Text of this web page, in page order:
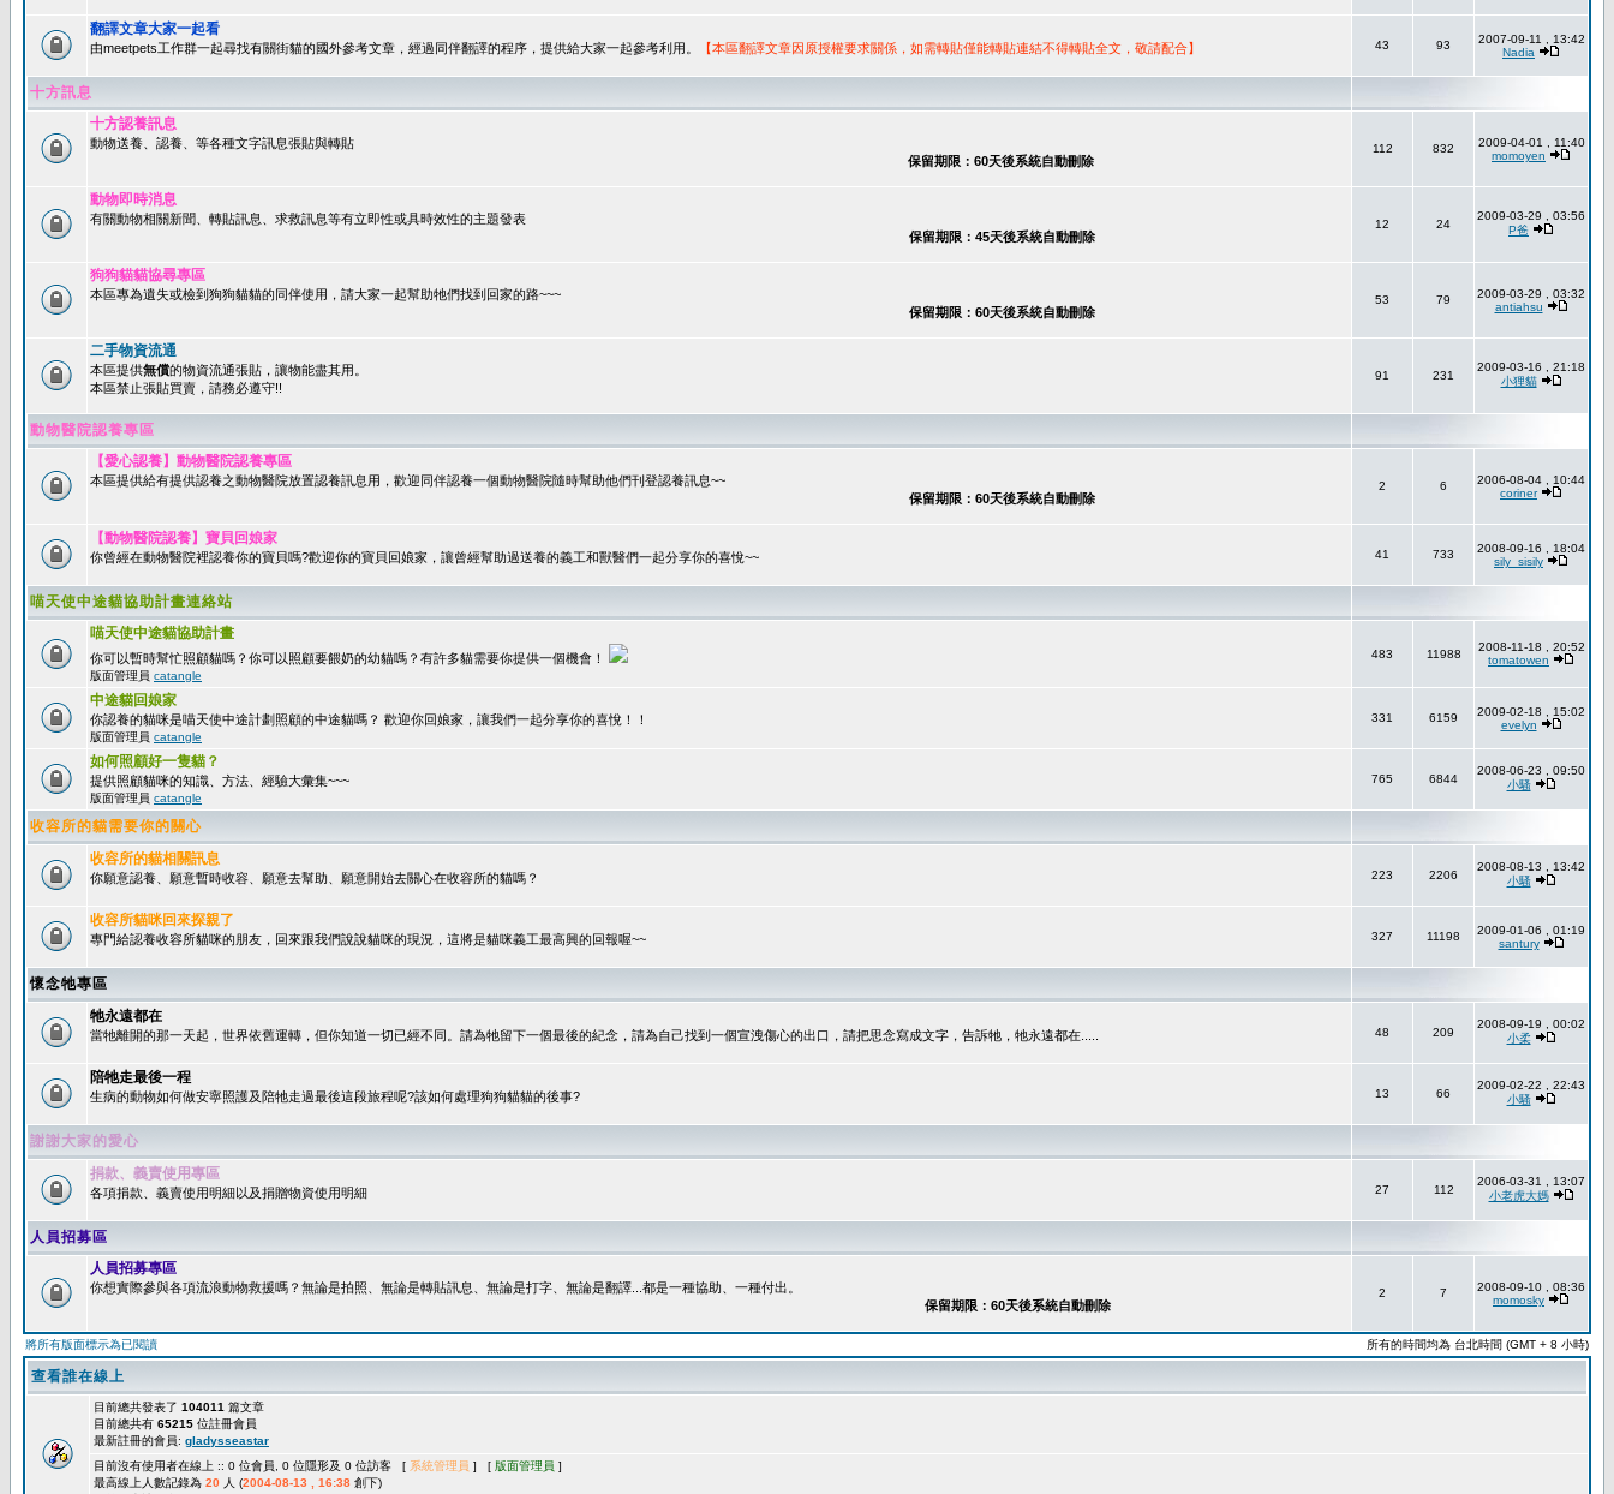
翻譯文章大家一起看
由meetpets工作群一起尋找有關街貓的國外參考文章，經過同伴翻譯的程序，提供給大家一起參考利用。 【本區翻譯文章因原授權要求關係，如需轉貼僅能轉貼連結不得轉貼全文，敬請配合】 43 93
2007-09-11 , 13:42
Nadia
十方訊息
十方認養訊息
動物送養、認養、等各種文字訊息張貼與轉貼
保留期限：60天後系統自動刪除
112 832
2009-04-01 , 11:40
momoyen
動物即時消息
有關動物相關新聞、轉貼訊息、求救訊息等有立即性或具時效性的主題發表
保留期限：45天後系統自動刪除
12 24
2009-03-29 , 03:56
P爸
狗狗貓貓協尋專區
本區專為遺失或檢到狗狗貓貓的同伴使用，請大家一起幫助牠們找到回家的路~~~
保留期限：60天後系統自動刪除
53 79
2009-03-29 , 03:32
antiahsu
二手物資流通
本區提供無償的物資流通張貼，讓物能盡其用。
本區禁止張貼買賣，請務必遵守!!
91 231
2009-03-16 , 21:18
小狸貓
動物醫院認養專區
【愛心認養】動物醫院認養專區
本區提供給有提供認養之動物醫院放置認養訊息用，歡迎同伴認養一個動物醫院隨時幫助他們刊登認養訊息~~
保留期限：60天後系統自動刪除
2 6
2006-08-04 , 10:44
coriner
【動物醫院認養】寶貝回娘家
你曾經在動物醫院裡認養你的寶貝嗎?歡迎你的寶貝回娘家，讓曾經幫助過送養的義工和獸醫們一起分享你的喜悅~~ 41 733
2008-09-16 , 18:04
sily_sisily
喵天使中途貓協助計畫連絡站
喵天使中途貓協助計畫
你可以暫時幫忙照顧貓嗎？你可以照顧要餵奶的幼貓嗎？有許多貓需要你提供一個機會！
版面管理員 catangle
483 11988
2008-11-18 , 20:52
tomatowen
中途貓回娘家
你認養的貓咪是喵天使中途計劃照顧的中途貓嗎？ 歡迎你回娘家，讓我們一起分享你的喜悅！！
版面管理員 catangle
331 6159
2009-02-18 , 15:02
evelyn
如何照顧好一隻貓？
提供照顧貓咪的知識、方法、經驗大彙集~~~
版面管理員 catangle
765 6844
2008-06-23 , 09:50
小騷
收容所的貓需要你的關心
收容所的貓相關訊息
你願意認養、願意暫時收容、願意去幫助、願意開始去關心在收容所的貓嗎？ 223 2206
2008-08-13 , 13:42
小騷
收容所貓咪回來探親了
專門給認養收容所貓咪的朋友，回來跟我們說說貓咪的現況，這將是貓咪義工最高興的回報喔~~ 327 11198
2009-01-06 , 01:19
santury
懷念牠專區
牠永遠都在
當牠離開的那一天起，世界依舊運轉，但你知道一切已經不同。請為牠留下一個最後的紀念，請為自己找到一個宣洩傷心的出口，請把思念寫成文字，告訴牠，牠永遠都在..... 48 209
2008-09-19 , 00:02
小柔
陪牠走最後一程
生病的動物如何做安寧照護及陪牠走過最後這段旅程呢?該如何處理狗狗貓貓的後事? 13 66
2009-02-22 , 22:43
小騷
謝謝大家的愛心
捐款、義賣使用專區
各項捐款、義賣使用明細以及捐贈物資使用明細 27 112
2006-03-31 , 13:07
小老虎大媽
人員招募區
人員招募專區
你想實際參與各項流浪動物救援嗎？無論是拍照、無論是轉貼訊息、無論是打字、無論是翻譯...都是一種協助、一種付出。
保留期限：60天後系統自動刪除
2 7
2008-09-10 , 08:36
momosky
將所有版面標示為已閱讀 所有的時間均為 台北時間 (GMT + 8 小時)
查看誰在線上
目前總共發表了 104011 篇文章
目前總共有 65215 位註冊會員
最新註冊的會員: gladysseastar
目前沒有使用者在線上 :: 0 位會員, 0 位隱形及 0 位訪客 [ 系統管理員 ] [ 版面管理員 ]
最高線上人數記錄為 20 人 (2004-08-13 , 16:38 創下)